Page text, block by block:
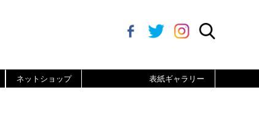
ネットショップ 表紙ギャラリー